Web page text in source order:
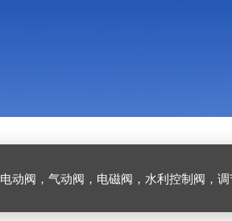
电动阀，气动阀，电磁阀，水利控制阀，调节